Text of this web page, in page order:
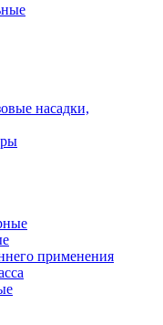
насадки,
применения